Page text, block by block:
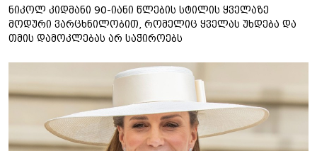
ნიკოლ კიდმანი 90-იანი წლების სტილის ყველაზე
მოდური ვარცხნილობით, რომელიც ყველას უხდება და
თმის დამოკლებას არ საჭიროებს